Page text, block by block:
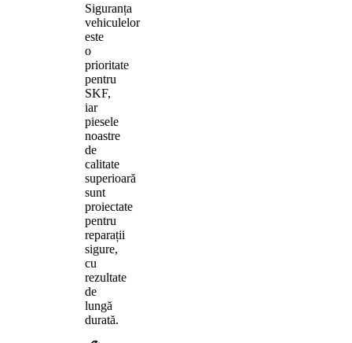
Siguranța
vehiculelor
este
o
prioritate
pentru
SKF,
iar
piesele
noastre
de
calitate
superioară
sunt
proiectate
pentru
reparații
sigure,
cu
rezultate
de
lungă
durată.